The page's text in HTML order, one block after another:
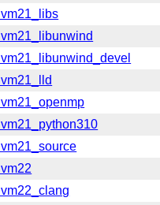
llvm21_libs
llvm21_libunwind
llvm21_libunwind_devel
llvm21_lld
llvm21_openmp
llvm21_python310
llvm21_source
llvm22
llvm22_clang